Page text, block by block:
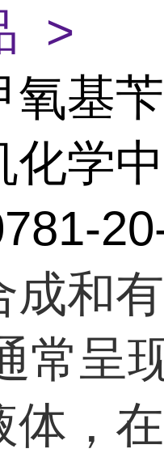
>
氧基
学中
成和
常呈
体，